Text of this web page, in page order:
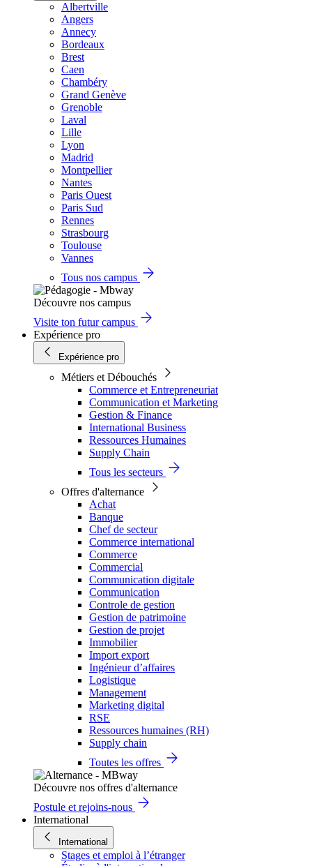
Albertville
Angers
Annecy
Bordeaux
Brest
Caen
Chambéry
Grand Genève
Grenoble
Laval
Lille
Lyon
Madrid
Montpellier
Nantes
Paris Ouest
Paris Sud
Rennes
Strasbourg
Toulouse
Vannes
Tous nos campus
Découvre nos campus
Visite ton futur campus
Expérience pro
Expérience pro
Métiers et Débouchés
Commerce et Entrepreneuriat
Communication et Marketing
Gestion & Finance
International Business
Ressources Humaines
Supply Chain
Tous les secteurs
Offres d'alternance
Achat
Banque
Chef de secteur
Commerce international
Commerce
Commercial
Communication digitale
Communication
Controle de gestion
Gestion de patrimoine
Gestion de projet
Immobilier
Import export
Ingénieur d’affaires
Logistique
Management
Marketing digital
RSE
Ressources humaines (RH)
Supply chain
Toutes les offres
Découvre nos offres d'alternance
Postule et rejoins-nous
International
International
Stages et emploi à l’étranger